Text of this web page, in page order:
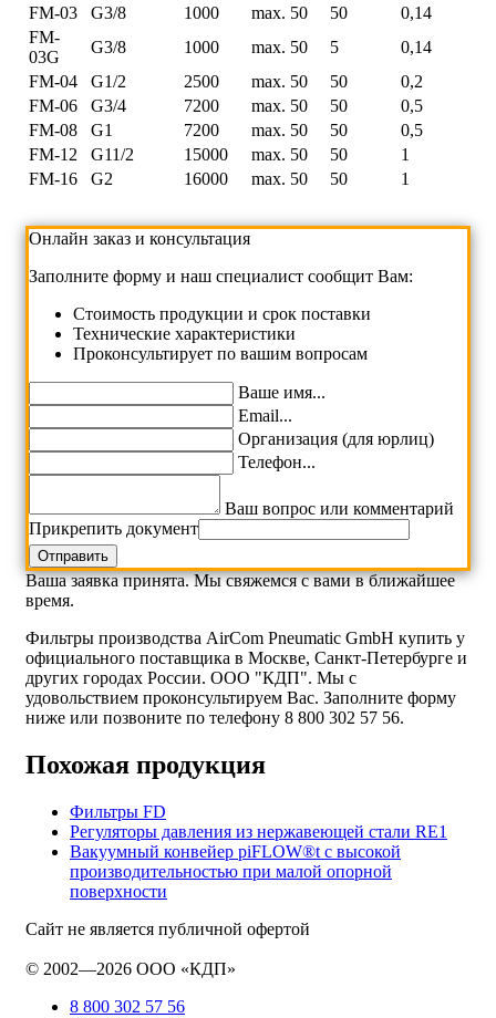
FM-03
G3/8 1000 max. 50 50
0,14
FM-
03G
G3/8 1000 max. 50 5
0,14
FM-04
G1/2 2500 max. 50 50
0,2
FM-06
G3/4 7200 max. 50 50
0,5
FM-08
G1 7200 max. 50 50
0,5
FM-12
G11/2 15000 max. 50 50
1
FM-16
G2 16000 max. 50 50 1
Онлайн заказ и консультация
Заполните форму и наш специалист сообщит Вам:
Cтоимость продукции и срок поставки
Технические характеристики
Проконсультирует по вашим вопросам
Ваше имя...
Email...
Организация (для юрлиц)
Телефон...
Ваш вопрос или комментарий
Прикрепить документ
Ваша заявка принята. Мы свяжемся с вами в ближайшее
время.
Фильтры производства AirCom Pneumatic GmbH купить у
официального поставщика в Москве, Санкт-Петербурге и
других городах России. ООО "КДП". Мы с
удовольствием проконсультируем Вас. Заполните форму
ниже или позвоните по телефону 8 800 302 57 56.
Похожая продукция
Фильтры FD
Регуляторы давления из нержавеющей стали RE1
Вакуумный конвейер piFLOW®t с высокой
производительностью при малой опорной
поверхности
Сайт не является публичной офертой
© 2002—2026 ООО «КДП»
8 800 302 57 56